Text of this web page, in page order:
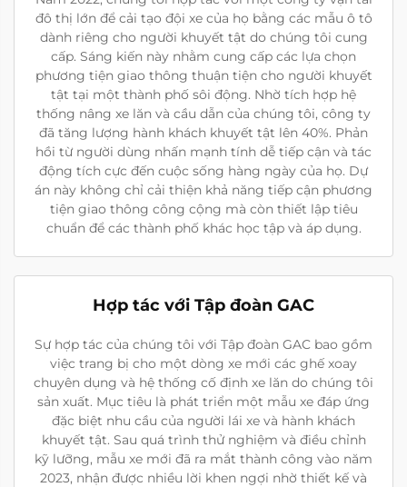
đô thị lớn để cải tạo đội xe của họ bằng các mẫu ô tô
dành riêng cho người khuyết tật do chúng tôi cung
cấp. Sáng kiến này nhằm cung cấp các lựa chọn
phương tiện giao thông thuận tiện cho người khuyết
tật tại một thành phố sôi động. Nhờ tích hợp hệ
thống nâng xe lăn và cầu dẫn của chúng tôi, công ty
đã tăng lượng hành khách khuyết tật lên 40%. Phản
hồi từ người dùng nhấn mạnh tính dễ tiếp cận và tác
động tích cực đến cuộc sống hàng ngày của họ. Dự
án này không chỉ cải thiện khả năng tiếp cận phương
tiện giao thông công cộng mà còn thiết lập tiêu
chuẩn để các thành phố khác học tập và áp dụng.
Hợp tác với Tập đoàn GAC
Sự hợp tác của chúng tôi với Tập đoàn GAC bao gồm
việc trang bị cho một dòng xe mới các ghế xoay
chuyên dụng và hệ thống cố định xe lăn do chúng tôi
sản xuất. Mục tiêu là phát triển một mẫu xe đáp ứng
đặc biệt nhu cầu của người lái xe và hành khách
khuyết tật. Sau quá trình thử nghiệm và điều chỉnh
kỹ lưỡng, mẫu xe mới đã ra mắt thành công vào năm
2023, nhận được nhiều lời khen ngợi nhờ thiết kế và